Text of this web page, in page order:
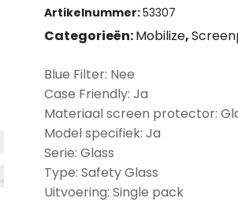
Artikelnummer:53307
Categorieën:Mobilize,
Blue Filter: Nee
Case Friendly: Ja
Materiaal screen protector:
Model specifiek: Ja
Serie: Glass
Type: Safety Glass
Uitvoering: Single pack